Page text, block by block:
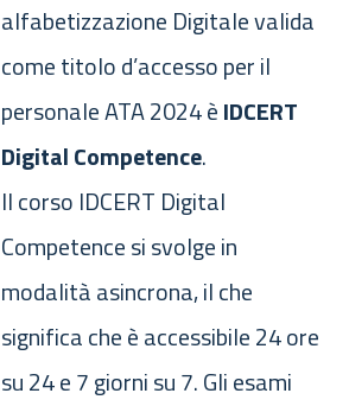
alfabetizzazione Digitale valida
come titolo d’accesso per il
personale ATA 2024 èIDCERT
Digital Competence.
Il corso IDCERT Digital
Competence si svolge in
modalità asincrona, il che
significa che è accessibile 24 ore
su 24 e 7 giorni su 7. Gli esami